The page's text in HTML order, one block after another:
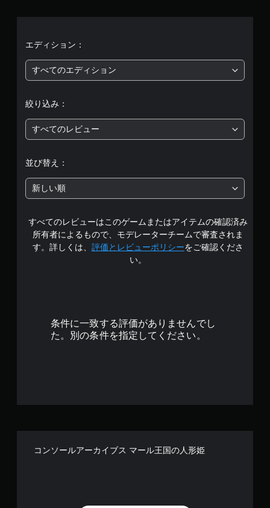
価
5
段
中
の
5
で
エディション：
すべてのエディション
絞り込み：
すべてのレビュー
並び替え：
新しい順
すべてのレビューはこのゲームまたはアイテムの確認済み
所有者によるもので、モデレーターチームで審査されま
す。詳しくは、 評価とレビューポリシーをご確認くださ
い。
条件に一致する評価がありませんでし
た。別の条件を指定してください。
コンソールアーカイブス マール王国の人形姫